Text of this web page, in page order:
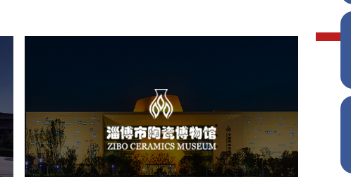
文化艺术 博物馆
智慧博物馆
博物馆网站建设
景区网站建设